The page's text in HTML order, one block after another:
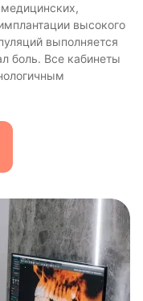
высокого
выполняется
боль. Все кабинеты